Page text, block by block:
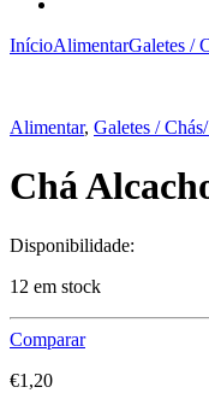
InícioAlimentarGaletes /
Alimentar, Galetes /
Chá
Disponibilidade:
12 em stock
Comparar
€1,20